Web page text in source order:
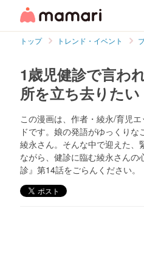
トップ トレンド・イベント
1歳児健診で言わ
所を立ち去りた
この漫画は、作者・綾永/育児
ドです。娘の発語がゆっくり
綾永さん。そんな中で迎えた、
ながら、健診に臨む綾永さん
診』第14話をごらんください。